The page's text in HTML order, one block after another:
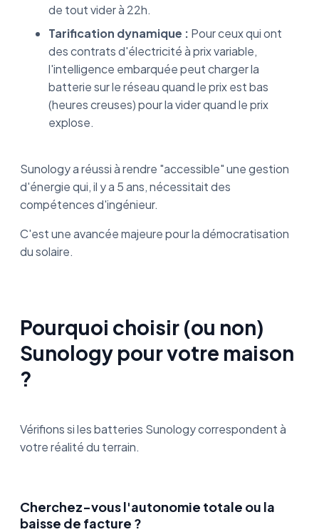
de tout vider à 22h.
Tarification dynamique : Pour ceux qui ont
des contrats d'électricité à prix variable,
l'intelligence embarquée peut charger la
batterie sur le réseau quand le prix est bas
(heures creuses) pour la vider quand le prix
explose.
Sunology a réussi à rendre "accessible" une gestion
d'énergie qui, il y a 5 ans, nécessitait des
compétences d'ingénieur.
C'est une avancée majeure pour la démocratisation
du solaire.
Pourquoi choisir (ou non)
Sunology pour votre maison
?
Vérifions si les batteries Sunology correspondent à
votre réalité du terrain.
Cherchez-vous l'autonomie totale ou la
baisse de facture ?